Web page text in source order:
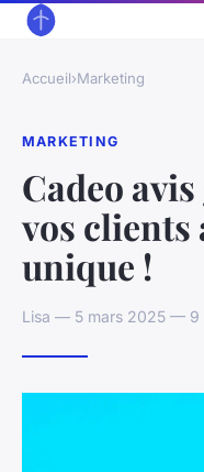
Accueil›Marketing
MARKETING
Cadeo
vos clients
unique !
Lisa — 5 mars 2025 — 9